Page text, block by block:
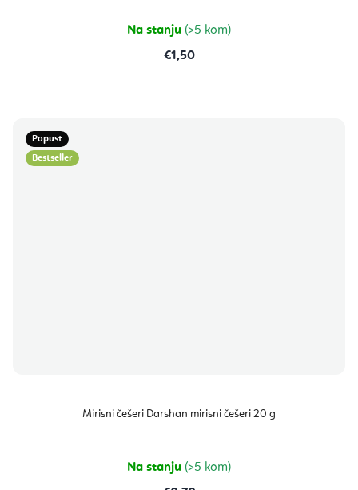
Na stanju (>5 kom)
€1,50
Popust
Bestseller
Mirisni češeri Darshan mirisni češeri 20 g
Na stanju (>5 kom)